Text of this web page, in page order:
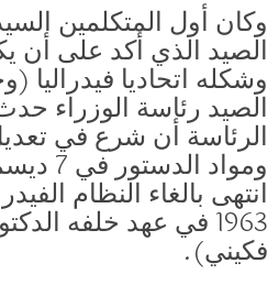
وكان أول المتكلمين
الصيد الذي أكد على أن
وشكله اتحاديا فيدراليا
الصيد رئاسة الوزراء
الرئاسة أن شرع في
1963 في عهد خلفه
فكيني).